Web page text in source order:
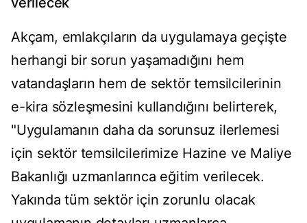
Akçam, emlakçıların da uygulamaya geçişte
herhangi bir sorun yaşamadığını hem
vatandaşların hem de sektör temsilcilerinin
e-kira sözleşmesini kullandığını belirterek,
"Uygulamanın daha da sorunsuz ilerlemesi
için sektör temsilcilerimize Hazine ve Maliye
Bakanlığı uzmanlarınca eğitim verilecek.
Yakında tüm sektör için zorunlu olacak